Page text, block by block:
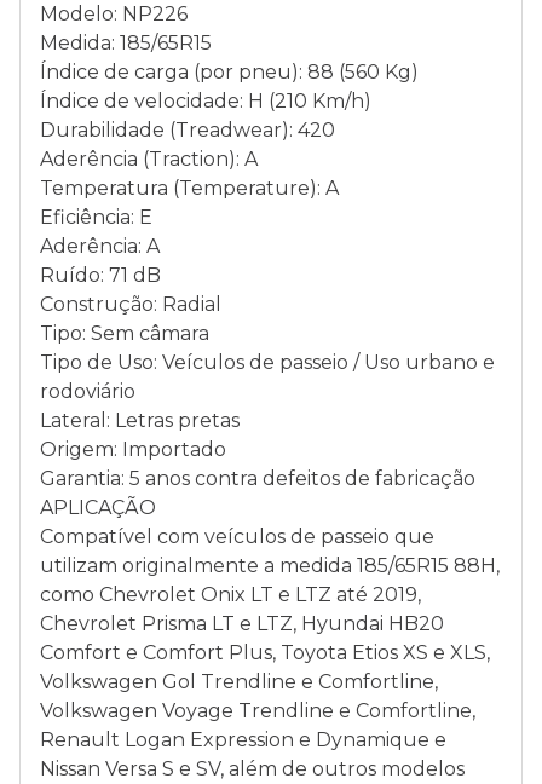
Modelo: NP226
Medida: 185/65R15
Índice de carga (por pneu): 88 (560 Kg)
Índice de velocidade: H (210 Km/h)
Durabilidade (Treadwear): 420
Aderência (Traction): A
Temperatura (Temperature): A
Eficiência: E
Aderência: A
Ruído: 71 dB
Construção: Radial
Tipo: Sem câmara
Tipo de Uso: Veículos de passeio / Uso urbano e
rodoviário
Lateral: Letras pretas
Origem: Importado
Garantia: 5 anos contra defeitos de fabricação
APLICAÇÃO
Compatível com veículos de passeio que
utilizam originalmente a medida 185/65R15 88H,
como Chevrolet Onix LT e LTZ até 2019,
Chevrolet Prisma LT e LTZ, Hyundai HB20
Comfort e Comfort Plus, Toyota Etios XS e XLS,
Volkswagen Gol Trendline e Comfortline,
Volkswagen Voyage Trendline e Comfortline,
Renault Logan Expression e Dynamique e
Nissan Versa S e SV, além de outros modelos